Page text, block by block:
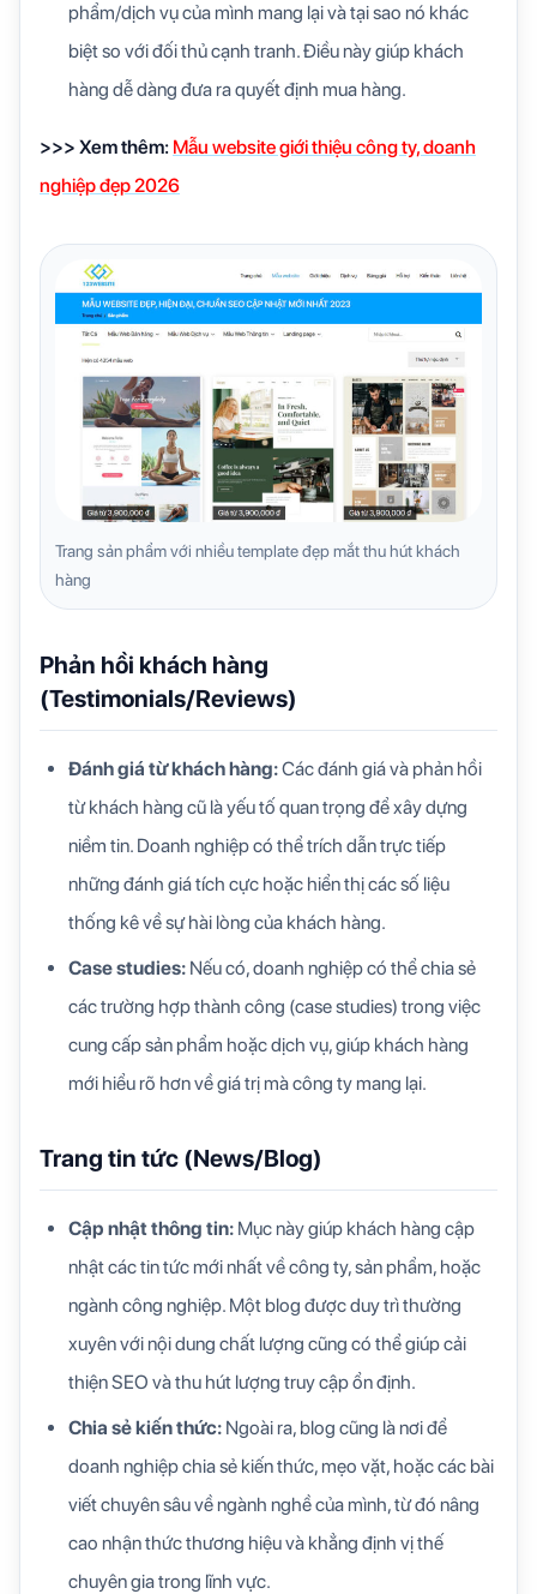
phẩm/dịch vụ của mình mang lại và tại sao nó khác
biệt so với đối thủ cạnh tranh. Điều này giúp khách
hàng dễ dàng đưa ra quyết định mua hàng.
>>> Xem thêm: Mẫu website giới thiệu công ty, doanh
nghiệp đẹp 2026
Trang sản phẩm với nhiều template đẹp mắt thu hút khách
hàng
Phản hồi khách hàng
(Testimonials/Reviews)
Đánh giá từ khách hàng:Các đánh giá và phản hồi
từ khách hàng cũ là yếu tố quan trọng để xây dựng
niềm tin. Doanh nghiệp có thể trích dẫn trực tiếp
những đánh giá tích cực hoặc hiển thị các số liệu
thống kê về sự hài lòng của khách hàng.
Case studies: Nếu có, doanh nghiệp có thể chia sẻ
các trường hợp thành công (case studies) trong việc
cung cấp sản phẩm hoặc dịch vụ, giúp khách hàng
mới hiểu rõ hơn về giá trị mà công ty mang lại.
Trang tin tức (News/Blog)
Cập nhật thông tin: Mục này giúp khách hàng cập
nhật các tin tức mới nhất về công ty, sản phẩm, hoặc
ngành công nghiệp. Một blog được duy trì thường
xuyên với nội dung chất lượng cũng có thể giúp cải
thiện SEO và thu hút lượng truy cập ổn định.
Chia sẻ kiến thức: Ngoài ra, blog cũng là nơi để
doanh nghiệp chia sẻ kiến thức, mẹo vặt, hoặc các bài
viết chuyên sâu về ngành nghề của mình, từ đó nâng
cao nhận thức thương hiệu và khẳng định vị thế
chuyên gia trong lĩnh vực.